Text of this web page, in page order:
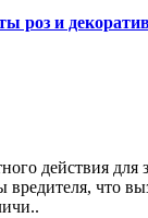
роз и
действия
что